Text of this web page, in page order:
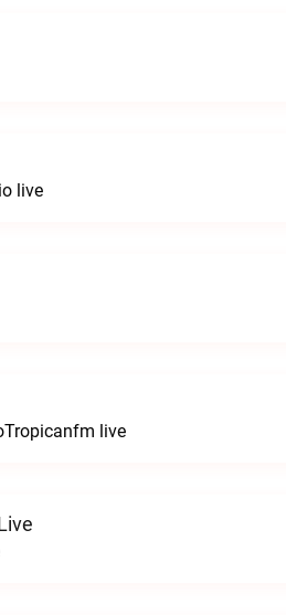
live
live